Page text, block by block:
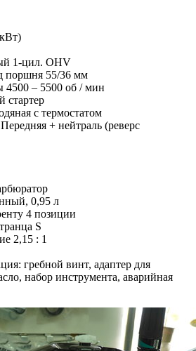
1-цил. OHV
поршня 55/36 мм
4500 – 5500 об / мин
стартер
с термостатом
+ нейтраль (реверс
0,95 л
4 позиции
S
2,15 : 1
гребной винт, адаптер для
набор инструмента, аварийная